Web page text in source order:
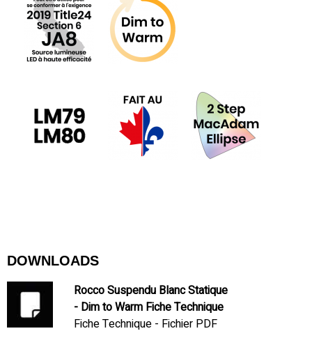
DOWNLOADS
Rocco Suspendu Blanc Statique
- Dim to Warm Fiche Technique
Fiche Technique - Fichier PDF